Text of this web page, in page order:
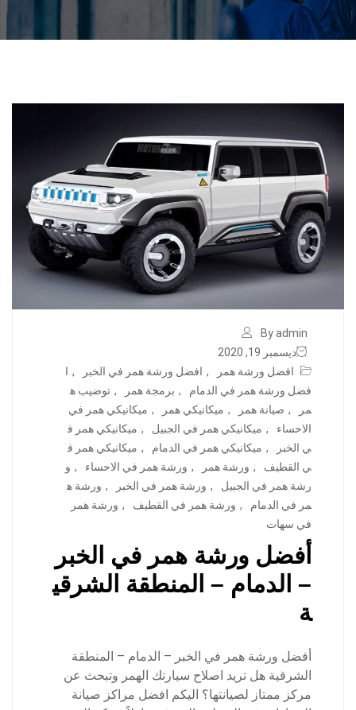
By admin
ديسمبر 19, 2020
افضل ورشة همر
, افضل ورشة همر في الخبر , ا
فضل ورشة همر في الدمام
, برمجة همر , توضيب ه
مر
, صيانة همر , ميكانيكي همر , ميكانيكي همر في
الاحساء
, ميكانيكي همر في الجبيل , ميكانيكي همر ف
ي الخبر
, ميكانيكي همر في الدمام , ميكانيكي همر ف
ي القطيف
, ورشة همر , ورشة همر في الاحساء , و
رشة همر في الجبيل
, ورشة همر في الخبر , ورشة ه
مر في الدمام
, ورشة همر في القطيف , ورشة همر
في سهات
أفضل ورشة همر في الخبر
– الدمام – المنطقة الشرقي
ة
أفضل ورشة همر في الخبر – الدمام – المنطقة
الشرقية هل تريد اصلاح سيارتك الهمر وتبحث عن
مركز ممتاز لصيانتها؟ اليكم افضل مراكز صيانة